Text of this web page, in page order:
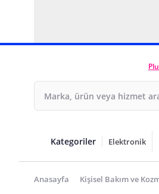
Kategoriler Elektronik
Anasayfa Kişisel Bakım ve